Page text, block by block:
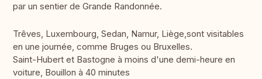
par un sentier de Grande Randonnée.
Trêves, Luxembourg, Sedan, Namur, Liège,sont visitables
en une journée, comme Bruges ou Bruxelles.
Saint-Hubert et Bastogne à moins d'une demi-heure en
voiture, Bouillon à 40 minutes